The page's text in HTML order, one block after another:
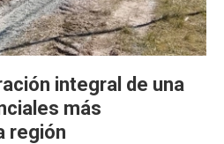
integral de una
más
región